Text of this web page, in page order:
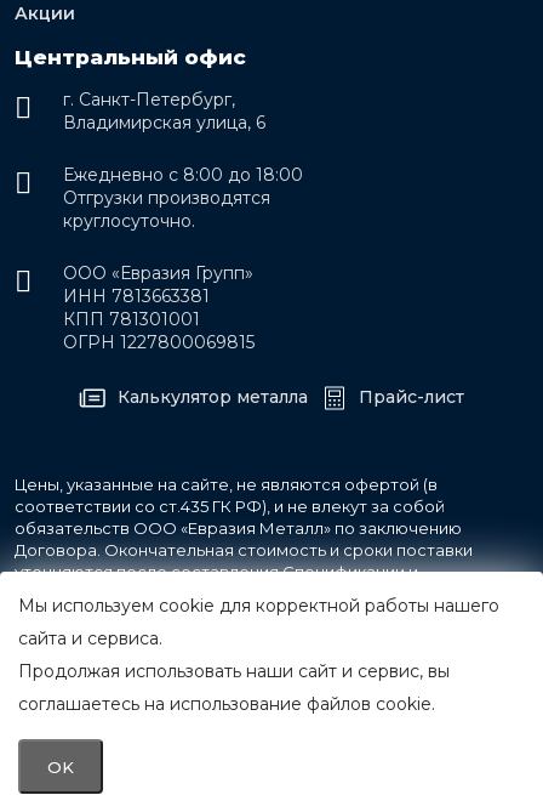
Акции
Центральный офис
г. Санкт-Петербург,
Владимирская улица, 6
Ежедневно с 8:00 до 18:00
Отгрузки производятся
круглосуточно.
ООО «Евразия Групп»
ИНН 7813663381
КПП 781301001
ОГРН 1227800069815
Калькулятор металла Прайс-лист
Цены, указанные на сайте, не являются офертой (в
соответствии со ст.435 ГК РФ), и не влекут за собой
обязательств ООО «Евразия Металл» по заключению
Договора. Окончательная стоимость и сроки поставки
уточняются после составления Спецификации и
фиксируются в Счете на оплату, а также Спецификации на
поставку товара.
© 2007-2026 Все права защищены.
ООО «Евразия Металл»
Мы используем cookie для корректной работы нашего
сайта и сервиса.
Продолжая использовать наши сайт и сервис, вы
соглашаетесь на использование файлов cookie.
OK